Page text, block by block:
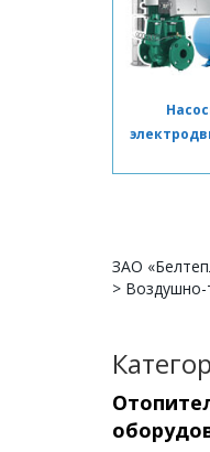
ЗАО
> Воздушно-